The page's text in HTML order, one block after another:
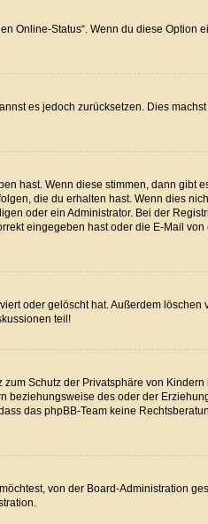
Online-Status“. Wenn du diese
es jedoch zurücksetzen. Dies
hast. Wenn diese stimmen, dann gibt
die du erhalten hast. Wenn dies
oder ein Administrator. Bei der
eingegeben hast oder die E-Mail
oder gelöscht hat. Außerdem
teil!
Schutz der Privatsphäre von
des oder der
das phpBB-Team keine
von der Board-Administration